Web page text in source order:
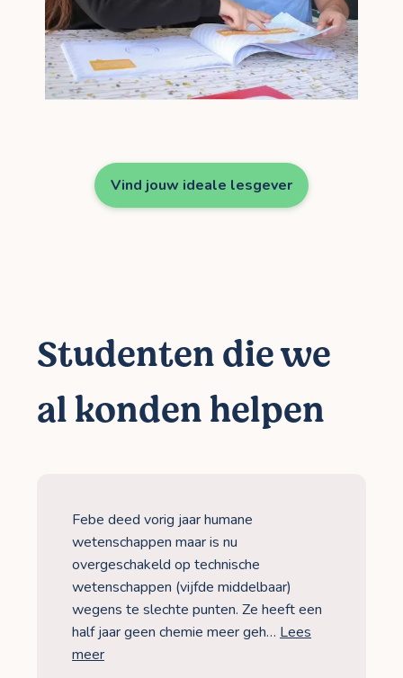
Vind jouw ideale lesgever
Studenten die we
al konden helpen
Febe deed vorig jaar humane
wetenschappen maar is nu
overgeschakeld op technische
wetenschappen (vijfde middelbaar)
wegens te slechte punten. Ze heeft een
half jaar geen chemie meer geh…Lees
meer